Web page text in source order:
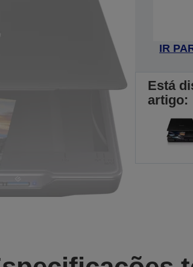
IR
Está
artigo: